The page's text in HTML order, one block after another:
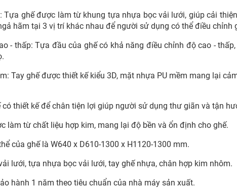
Tựa ghế được làm từ khung tựa nhựa bọc vải lưới, giúp cải
hãm tại 3 vị trí khác nhau để người sử dụng có thể điều chỉnh
- thấp: Tựa đầu của ghế có khả năng điều chỉnh độ cao -
Tay ghế được thiết kế kiểu 3D, mặt nhựa PU mềm mang lại
có thiết kế để chân tiện lợi giúp người sử dụng thư giãn và tận
làm từ chất liệu hợp kim, mang lại độ bền và ổn định cho ghế.
của ghế là W640 x D610-1300 x H1120-1300 mm.
lưới, tựa nhựa bọc vải lưới, tay ghế nhựa, chân hợp kim nhôm.
hành 1 năm theo tiêu chuẩn của nhà máy sản xuất.